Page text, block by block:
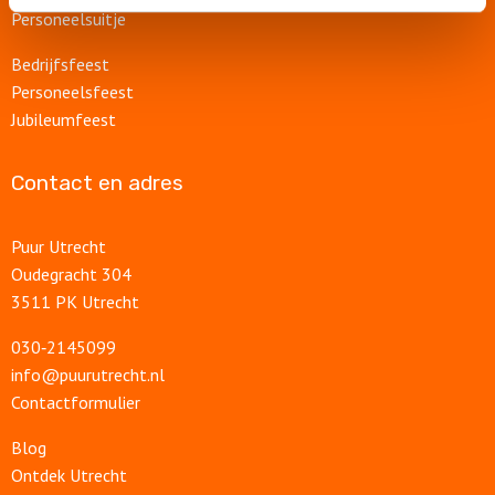
Personeelsuitje
Bedrijfsfeest
Personeelsfeest
Jubileumfeest
Contact en adres
Puur Utrecht
Oudegracht 304
3511 PK Utrecht
030‑2145099
info@puurutrecht.nl
Contactformulier
Blog
Ontdek Utrecht